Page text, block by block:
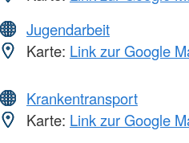
Jugendarbeit
Karte: Link zur Google
Krankentransport
Karte: Link zur Google